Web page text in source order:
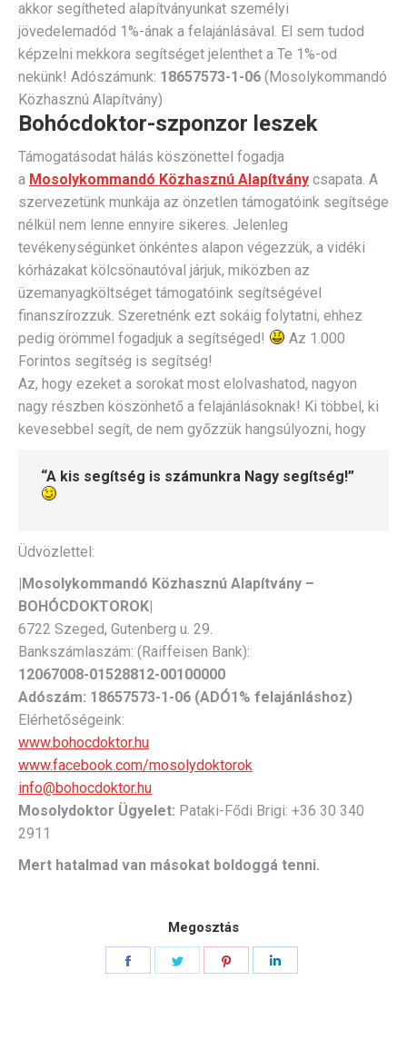
akkor segítheted alapítványunkat személyi
jövedelemadód 1%-ának a felajánlásával. El sem tudod
képzelni mekkora segítséget jelenthet a Te 1%-od
nekünk! Adószámunk: 18657573-1-06 (Mosolykommandó
Közhasznú Alapítvány)
Bohócdoktor-szponzor leszek
Támogatásodat hálás köszönettel fogadja
a Mosolykommandó Közhasznú Alapítvány csapata. A
szervezetünk munkája az önzetlen támogatóink segítsége
nélkül nem lenne ennyire sikeres. Jelenleg
tevékenységünket önkéntes alapon végezzük, a vidéki
kórházakat kölcsönautóval járjuk, miközben az
üzemanyagköltséget támogatóink segítségével
finanszírozzuk. Szeretnénk ezt sokáig folytatni, ehhez
pedig örömmel fogadjuk a segítséged!
Az 1.000
Forintos segítség is segítség!
Az, hogy ezeket a sorokat most elolvashatod, nagyon
nagy részben köszönhető a felajánlásoknak! Ki többel, ki
kevesebbel segít, de nem győzzük hangsúlyozni, hogy
“A kis segítség is számunkra Nagy segítség!”
Üdvözlettel:
|Mosolykommandó Közhasznú Alapítvány –
BOHÓCDOKTOROK|
6722 Szeged, Gutenberg u. 29.
Bankszámlaszám: (Raiffeisen Bank):
12067008-01528812-00100000
Adószám: 18657573-1-06 (ADÓ1% felajánláshoz)
Elérhetőségeink:
www.bohocdoktor.hu
www.facebook.com/mosolydoktorok
info@bohocdoktor.hu
Mosolydoktor Ügyelet: Pataki-Fődi Brigi: +36 30 340
2911
Mert hatalmad van másokat boldoggá tenni.
Megosztás